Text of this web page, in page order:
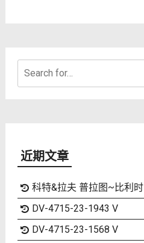
近期文章
科特&拉夫 普拉图~比利时
DV-4715-23-1943 V
DV-4715-23-1568 V